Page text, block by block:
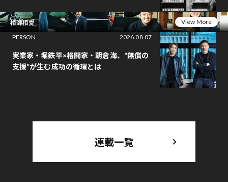
相師相愛
View More
PERSON
2026.08.07
実業家・堀鉄平×格闘家・朝倉海、“無償の
支援”が生む成功の循環とは
連載一覧